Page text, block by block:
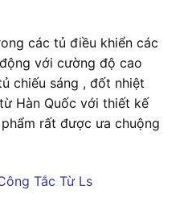
các tủ điều khiển các
với cường độ cao
chiếu sáng , đốt nhiệt
Hàn Quốc với thiết kế
rất được ưa chuộng